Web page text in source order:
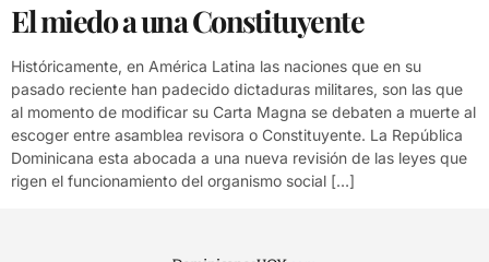
El miedo a una Constituyente
Históricamente, en América Latina las naciones que en su
pasado reciente han padecido dictaduras militares, son las que
al momento de modificar su Carta Magna se debaten a muerte al
escoger entre asamblea revisora o Constituyente. La República
Dominicana esta abocada a una nueva revisión de las leyes que
rigen el funcionamiento del organismo social […]